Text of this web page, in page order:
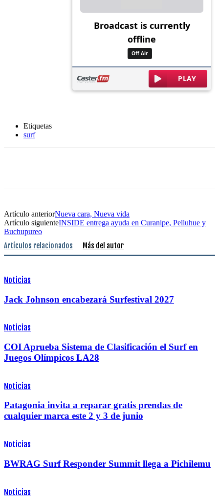
Etiquetas
surf
Artículo anteriorNueva cara, Nueva vida
Artículo siguienteINSIDE entrega ayuda en Curanipe, Pelluhue y
Buchupureo
Artículos relacionados Más del autor
Noticias
Jack Johnson encabezará Surfestival 2027
Noticias
COI Aprueba Sistema de Clasificación el Surf en
Juegos Olímpicos LA28
Noticias
Patagonia invita a reparar gratis prendas de
cualquier marca este 2 y 3 de junio
Noticias
BWRAG Surf Responder Summit llega a Pichilemu
Noticias